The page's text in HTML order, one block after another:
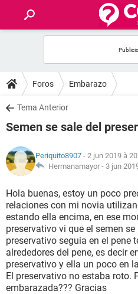
FORUMS
SALUD
NUTRICIÓN
BIENESTAR
SEXUALIDAD
GLOSARIO
Foros Embarazo
Tema Anterior
Semen se sale del
Periquito8907 - 2 jun 2019 à
Hermanamayor - 3 jun
Hola buenas, estoy un poco
relaciones con mi novia
estando ella encima, en ese
preservativo vi que el semen
preservativo seguia en el pene
alrededores del pene, es decir
preservativo y ella un poco en
El preservativo no estaba roto.
embarazada??? Gracias